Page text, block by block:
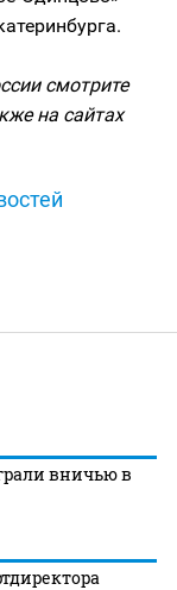
смотрите
на сайтах
вничью в